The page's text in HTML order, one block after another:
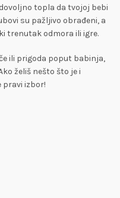
topla da tvojoj bebi
su pažljivo obrađeni, a
trenutak odmora ili igre.
ili prigoda poput babinja,
želiš nešto što je i
pravi izbor!